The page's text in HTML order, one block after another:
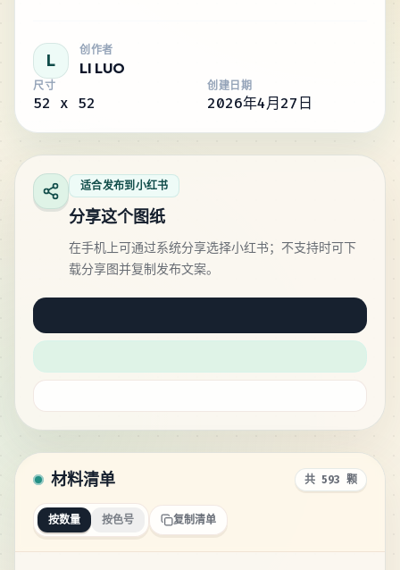
L
创作者
LI LUO
尺寸
52 x 52
创建日期
2026年4月27日
适合发布到小红书
分享这个图纸
在手机上可通过系统分享选择小红书；不支持时可下
载分享图并复制发布文案。
材料清单 共 593 颗
按数量 按色号 复制清单